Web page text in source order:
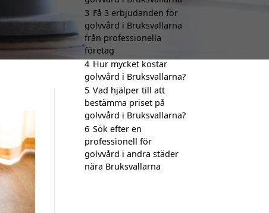
3 Få 3 erbjudanden för
golvvård i Bruksvallarna
från professionella
företag
4 Hur mycket kostar
golvvård i Bruksvallarna?
5 Vad hjälper till att
bestämma priset på
golvvård i Bruksvallarna?
6 Sök efter en
professionell för
golvvård i andra städer
nära Bruksvallarna